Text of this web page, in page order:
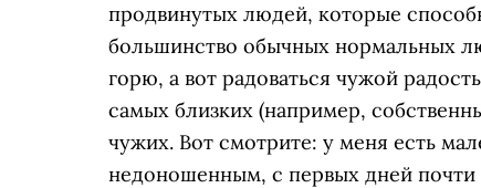
продвинутых людей, которые
большинство обычных нормальных
горю, а вот радоваться чужой
самых близких (например,
чужих. Вот смотрите: у меня есть
недоношенным, с первых дней почти